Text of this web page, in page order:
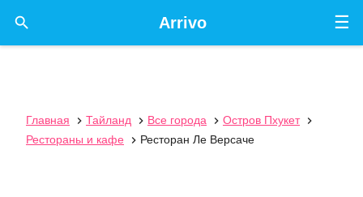
☰
Arrivo

Главная  Тайланд  Все города  Остров Пхукет

Рестораны и кафе
 Ресторан Ле Версаче